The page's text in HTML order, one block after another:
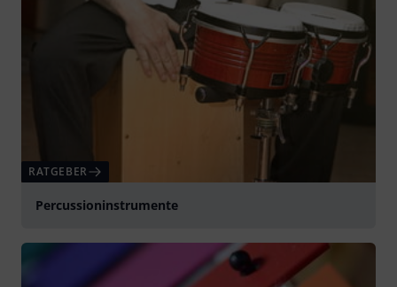
RATGEBER
Percussioninstrumente